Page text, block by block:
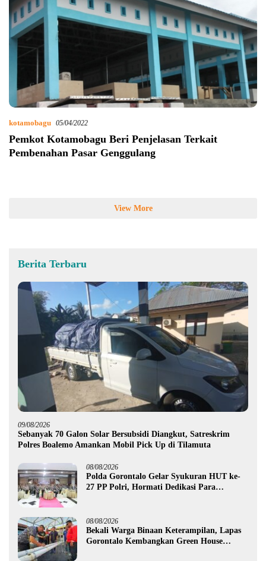
kotamobagu 05/04/2022
Pemkot Kotamobagu Beri Penjelasan Terkait
Pembenahan Pasar Genggulang
View More
Berita Terbaru
09/08/2026
Sebanyak 70 Galon Solar Bersubsidi Diangkut, Satreskrim
Polres Boalemo Amankan Mobil Pick Up di Tilamuta
08/08/2026
Polda Gorontalo Gelar Syukuran HUT ke-
27 PP Polri, Hormati Dedikasi Para
08/08/2026
Bekali Warga Binaan Keterampilan, Lapas
Gorontalo Kembangkan Green House